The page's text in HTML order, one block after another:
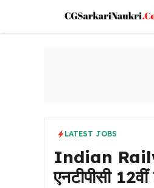
content
LATEST JOBS
Indian
एनटीपीसी